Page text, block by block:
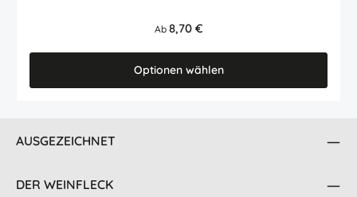
Regulärer Preis:
Ab 8,70 €
Optionen wählen
AUSGEZEICHNET
DER WEINFLECK